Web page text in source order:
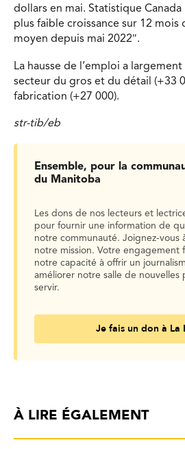
dollars en mai. Statistique
plus faible croissance sur 12 mois
moyen depuis mai 2022″.
La hausse de l’emploi a
secteur du gros et du détail (+33
fabrication (+27 000).
str-tib/eb
Ensemble, pour la
du Manitoba
Les dons de nos lecteurs et
pour fournir une information de
notre communauté. Joignez-vous
notre mission. Votre engagement
notre capacité à offrir un
améliorer notre salle de nouvelles
servir.
Je fais un don à La
À LIRE ÉGALEMENT